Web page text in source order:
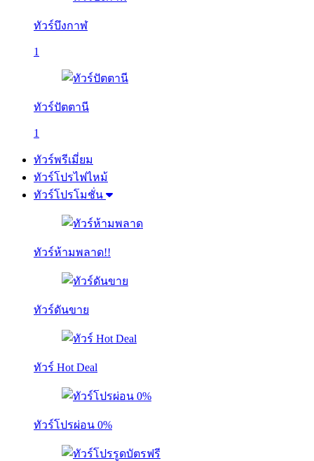
ทัวร์บึงกาฬ
1
ทัวร์ปัตตานี
1
ทัวร์พรีเมี่ยม
ทัวร์โปรไฟไหม้
ทัวร์โปรโมชั่น
ทัวร์ห้ามพลาด!!
ทัวร์ดันขาย
ทัวร์ Hot Deal
ทัวร์โปรผ่อน 0%